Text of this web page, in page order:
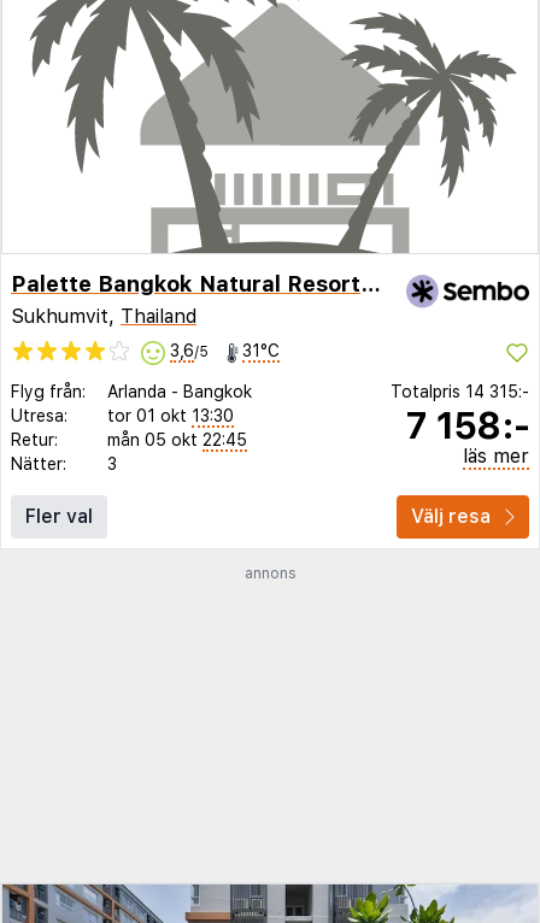
Palette Bangkok Natural Resort and Spa
Sukhumvit, Thailand
3,6/5 31°C
Flyg från: Arlanda - Bangkok
Utresa:
tor 01 okt 13:30
Retur:
mån 05 okt 22:45
Nätter:
3
Totalpris 14 315:-
7 158:-
läs mer
Fler val Välj resa
annons